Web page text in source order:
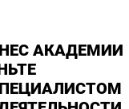
АКАДЕМИИ